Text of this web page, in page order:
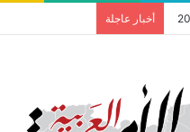
أخبار عاجلة